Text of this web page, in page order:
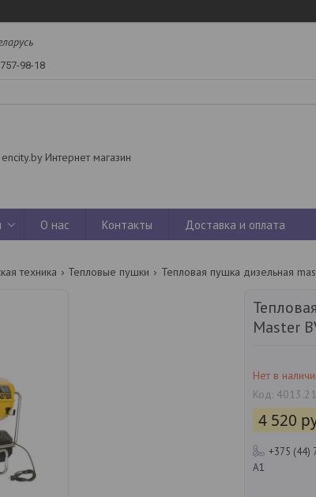
98-18
encity.by Интернет магазин
О нас Контакты Доставка и оплата
техника Тепловые пушки Тепловая пушка дизельная
Master
Нет в
Код:
4 520
+375 (44)
A1